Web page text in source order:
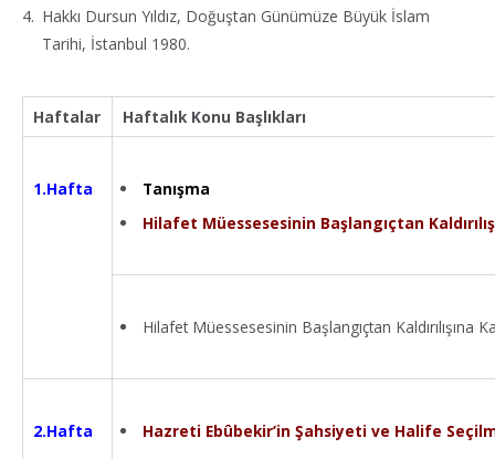
Hakkı Dursun Yıldız, Doğuştan Günümüze Büyük İslam
Tarihi, İstanbul 1980.
Haftalar Haftalık Konu Başlıkları
1.Hafta
Tanışma
Hilafet Müessesesinin Başlangıçtan
Hilafet Müessesesinin Başlangıçtan Kaldırılışına
2.Hafta Hazreti Ebûbekir’in Şahsiyeti ve Halife